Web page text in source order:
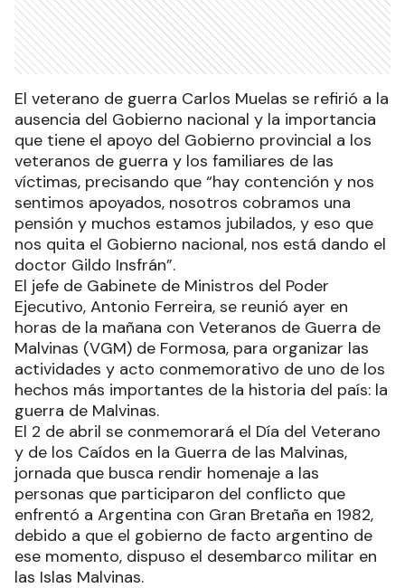
El veterano de guerra Carlos Muelas se refirió a la
ausencia del Gobierno nacional y la importancia
que tiene el apoyo del Gobierno provincial a los
veteranos de guerra y los familiares de las
víctimas, precisando que “hay contención y nos
sentimos apoyados, nosotros cobramos una
pensión y muchos estamos jubilados, y eso que
nos quita el Gobierno nacional, nos está dando el
doctor Gildo Insfrán”.
El jefe de Gabinete de Ministros del Poder
Ejecutivo, Antonio Ferreira, se reunió ayer en
horas de la mañana con Veteranos de Guerra de
Malvinas (VGM) de Formosa, para organizar las
actividades y acto conmemorativo de uno de los
hechos más importantes de la historia del país: la
guerra de Malvinas.
El 2 de abril se conmemorará el Día del Veterano
y de los Caídos en la Guerra de las Malvinas,
jornada que busca rendir homenaje a las
personas que participaron del conflicto que
enfrentó a Argentina con Gran Bretaña en 1982,
debido a que el gobierno de facto argentino de
ese momento, dispuso el desembarco militar en
las Islas Malvinas.